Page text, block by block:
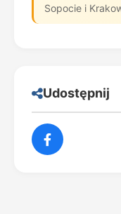
Sopocie i
Udostępnij